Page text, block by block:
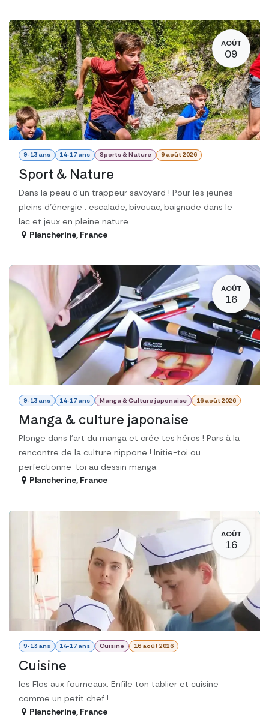
AOÛT
09
9-13 ans 14-17 ans Sports & Nature 9 août 2026
Sport & Nature
Dans la peau d'un trappeur savoyard ! Pour les jeunes
pleins d'énergie : escalade, bivouac, baignade dans le
lac et jeux en pleine nature.
Plancherine, France
AOÛT
16
9-13 ans 14-17 ans Manga & Culture japonaise 16 août 2026
Manga & culture japonaise
Plonge dans l’art du manga et crée tes héros ! Pars à la
rencontre de la culture nippone ! Initie-toi ou
perfectionne-toi au dessin manga.
Plancherine, France
AOÛT
16
9-13 ans 14-17 ans Cuisine 16 août 2026
Cuisine
les Flos aux fourneaux. Enfile ton tablier et cuisine
comme un petit chef !
Plancherine, France